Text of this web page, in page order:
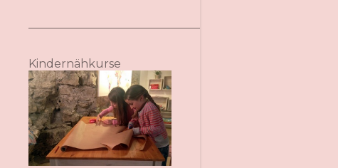
Kindernähkurse